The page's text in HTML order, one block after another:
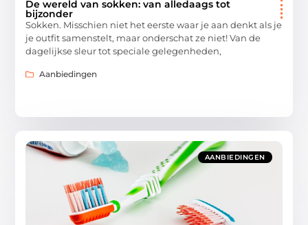
De wereld van sokken: van alledaags tot
bijzonder
Sokken. Misschien niet het eerste waar je aan denkt als je
je outfit samenstelt, maar onderschat ze niet! Van de
dagelijkse sleur tot speciale gelegenheden,
Aanbiedingen
AANBIEDINGEN